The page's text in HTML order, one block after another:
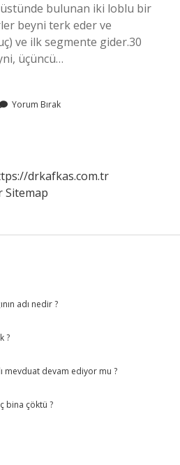
bulunan iki loblu bir
beyni terk eder ve
ve ilk segmente gider.30
üçüncü…
Yorum Bırak
drkafkas.com.tr
Sitemap
adı nedir ?
?
mevduat devam ediyor mu ?
bina çöktü ?